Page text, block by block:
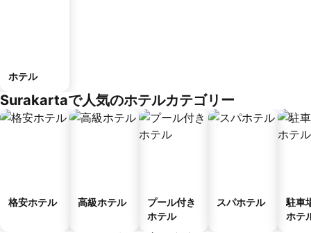
ホテル
Surakartaで人気のホテルカテゴリー
格安ホテル 高級ホテル
プール付き
ホテル
スパホテル
駐車
ホテ